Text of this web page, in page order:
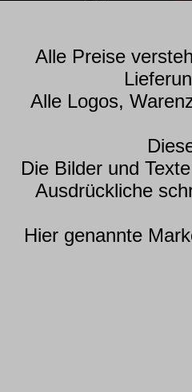
Alle Preise
Alle Logos,
Die Bilder und
Ausdrückliche
Hier genannte